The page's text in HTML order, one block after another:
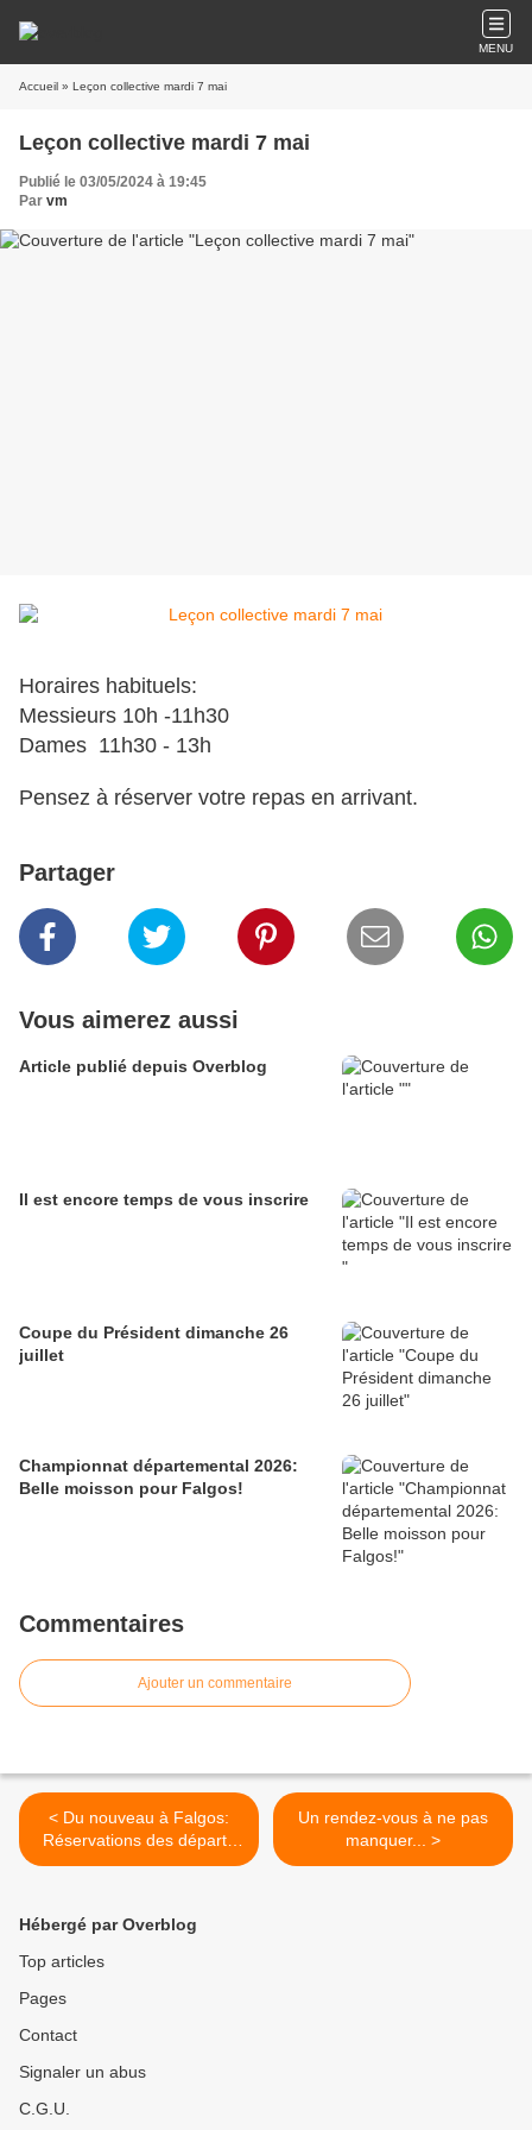
MENU
Accueil » Leçon collective mardi 7 mai
Leçon collective mardi 7 mai
Publié le 03/05/2024 à 19:45
Par vm
Horaires habituels:
Messieurs 10h -11h30
Dames 11h30 - 13h
Pensez à réserver votre repas en arrivant.
Partager
Vous aimerez aussi
Article publié depuis Overblog
Il est encore temps de vous inscrire
Coupe du Président dimanche 26
juillet
Championnat départemental 2026:
Belle moisson pour Falgos!
Commentaires
Ajouter un commentaire
< Du nouveau à Falgos:
Réservations des départs
en ligne!
Un rendez-vous à ne pas
manquer... >
Hébergé par Overblog
Top articles
Pages
Contact
Signaler un abus
C.G.U.